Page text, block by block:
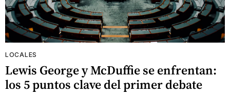
LOCALES
Lewis George y McDuffie se enfrentan:
los 5 puntos clave del primer debate